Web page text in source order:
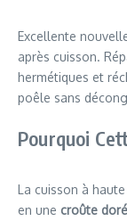
Excellente
après cuisson.
hermétiques et
poêle sans
Pourquoi
La cuisson à
en une croûte